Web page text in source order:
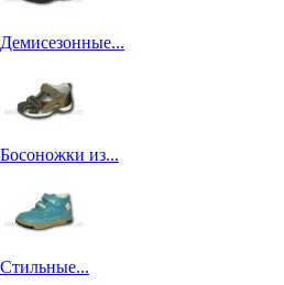
Демисезонные...
Босоножки из...
Стильные...